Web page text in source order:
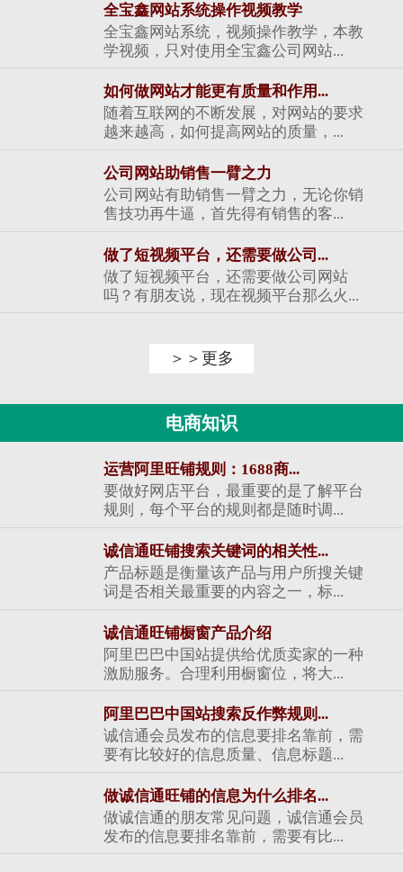
全宝鑫网站系统操作视频教学
全宝鑫网站系统，视频操作教学，本教
学视频，只对使用全宝鑫公司网站...
如何做网站才能更有质量和作用...
随着互联网的不断发展，对网站的要求
越来越高，如何提高网站的质量，...
公司网站助销售一臂之力
公司网站有助销售一臂之力，无论你销
售技功再牛逼，首先得有销售的客...
做了短视频平台，还需要做公司...
做了短视频平台，还需要做公司网站
吗？有朋友说，现在视频平台那么火...
＞＞更多
电商知识
运营阿里旺铺规则：1688商...
要做好网店平台，最重要的是了解平台
规则，每个平台的规则都是随时调...
诚信通旺铺搜索关键词的相关性...
产品标题是衡量该产品与用户所搜关键
词是否相关最重要的内容之一，标...
诚信通旺铺橱窗产品介绍
阿里巴巴中国站提供给优质卖家的一种
激励服务。合理利用橱窗位，将大...
阿里巴巴中国站搜索反作弊规则...
诚信通会员发布的信息要排名靠前，需
要有比较好的信息质量、信息标题...
做诚信通旺铺的信息为什么排名...
做诚信通的朋友常见问题，诚信通会员
发布的信息要排名靠前，需要有比...